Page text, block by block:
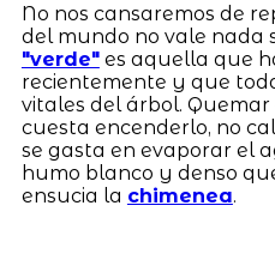
No nos cansaremos de
del mundo no vale nada
"verde"es aquella que
recientemente y que
vitales del árbol. Quemar
cuesta encenderlo, no
se gasta en evaporar el
humo blanco y denso
ensucia la chimenea.